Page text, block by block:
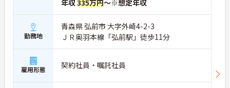
・介護スタッフと看護スタッフの比率が1対1で相談
しやすく、初任者研修や実務者研修からでも着実に
専門性を高められます
＜残業月7時間以下で身体の負担を軽減！＞
・常勤で働くスタッフの比率が90パーセント以上と
高く、急なシフト変更や無理な長時間勤務が発生し
にくい人員体制です
・訪問スケジュールに沿って施設内でのケアを行う
年収335万円～※想定年収
勤務地
青森県 弘前市 大字外崎4-2-3
ＪＲ奥羽本線「弘前駅」徒歩11分
雇用形態 契約社員・嘱託社員